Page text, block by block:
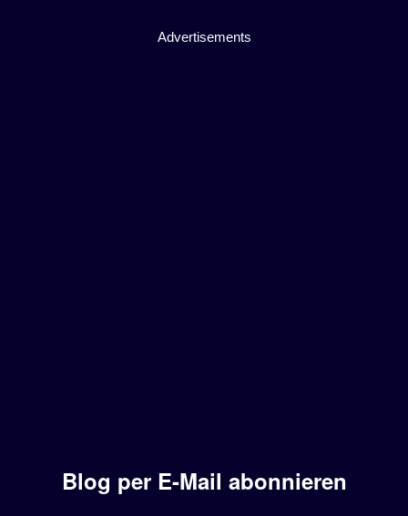
Advertisements
Blog per E-Mail abonnieren